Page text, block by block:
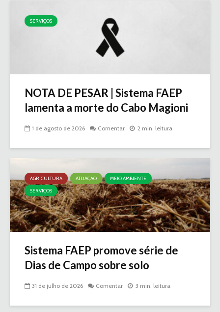
SERVIÇOS
NOTA DE PESAR | Sistema FAEP
lamenta a morte do Cabo Magioni
1 de agosto de 2026 Comentar 2 min. leitura
AGRICULTURA ATUAÇÃO
MEIO AMBIENTE
SERVIÇOS
Sistema FAEP promove série de
Dias de Campo sobre solo
31 de julho de 2026 Comentar 3 min. leitura